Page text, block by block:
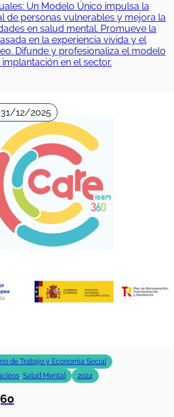
Un Modelo Único impulsa la
de personas vulnerables y mejora la
en salud mental. Promueve la
en la experiencia vivida y el
Difunde y profesionaliza el modelo
en el sector.
31/12/2025
de Trabajo y Economía Social
, Salud Mental 2024